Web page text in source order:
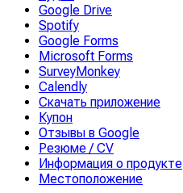
Google Drive
Spotify
Google Forms
Microsoft Forms
SurveyMonkey
Calendly
Скачать приложение
Купон
Отзывы в Google
Резюме / CV
Информация о продукте
Местоположение